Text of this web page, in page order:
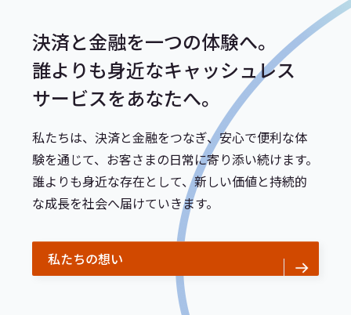
決済と金融を一つの体験へ。
誰よりも身近なキャッシュレス
サービスをあなたへ。
私たちは、決済と金融をつなぎ、安心で便利な体
験を通じて、お客さまの日常に寄り添い続けます。
誰よりも身近な存在として、新しい価値と持続的
な成長を社会へ届けていきます。
私たちの想い